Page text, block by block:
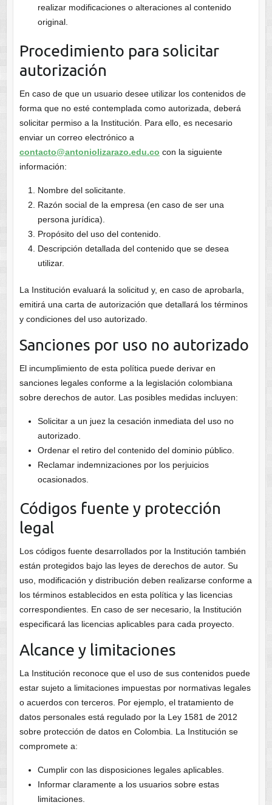
realizar modificaciones o alteraciones al contenido
original.
Procedimiento para solicitar
autorización
En caso de que un usuario desee utilizar los contenidos de
forma que no esté contemplada como autorizada, deberá
solicitar permiso a la Institución. Para ello, es necesario
enviar un correo electrónico a
contacto@antoniolizarazo.edu.co con la siguiente
información:
Nombre del solicitante.
Razón social de la empresa (en caso de ser una
persona jurídica).
Propósito del uso del contenido.
Descripción detallada del contenido que se desea
utilizar.
La Institución evaluará la solicitud y, en caso de aprobarla,
emitirá una carta de autorización que detallará los términos
y condiciones del uso autorizado.
Sanciones por uso no autorizado
El incumplimiento de esta política puede derivar en
sanciones legales conforme a la legislación colombiana
sobre derechos de autor. Las posibles medidas incluyen:
Solicitar a un juez la cesación inmediata del uso no
autorizado.
Ordenar el retiro del contenido del dominio público.
Reclamar indemnizaciones por los perjuicios
ocasionados.
Códigos fuente y protección
legal
Los códigos fuente desarrollados por la Institución también
están protegidos bajo las leyes de derechos de autor. Su
uso, modificación y distribución deben realizarse conforme a
los términos establecidos en esta política y las licencias
correspondientes. En caso de ser necesario, la Institución
especificará las licencias aplicables para cada proyecto.
Alcance y limitaciones
La Institución reconoce que el uso de sus contenidos puede
estar sujeto a limitaciones impuestas por normativas legales
o acuerdos con terceros. Por ejemplo, el tratamiento de
datos personales está regulado por la Ley 1581 de 2012
sobre protección de datos en Colombia. La Institución se
compromete a:
Cumplir con las disposiciones legales aplicables.
Informar claramente a los usuarios sobre estas
limitaciones.